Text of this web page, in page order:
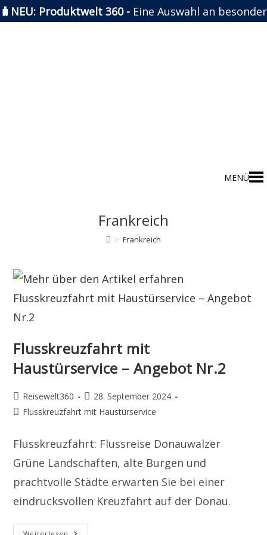
🧳NEU: Produktwelt 360 - Eine Auswahl an
MENÜ
Frankreich
> Frankreich
Flusskreuzfahrt mit
Haustürservice – Angebot Nr.2
Beitrags-
Autor:
Reisewelt360
Beitrag
veröffentlicht:
28. September 2024
Beitrags-
Flusskreuzfahrt mit Haustürservice
Flusskreuzfahrt: Flussreise Donauwalzer
Grüne Landschaften, alte Burgen und
prachtvolle Städte erwarten Sie bei einer
eindrucksvollen Kreuzfahrt auf der Donau.